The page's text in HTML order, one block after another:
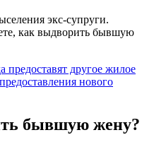
экс-супруги.
как выдворить бывшую
предоставят другое жилое
нового
бывшую жену?